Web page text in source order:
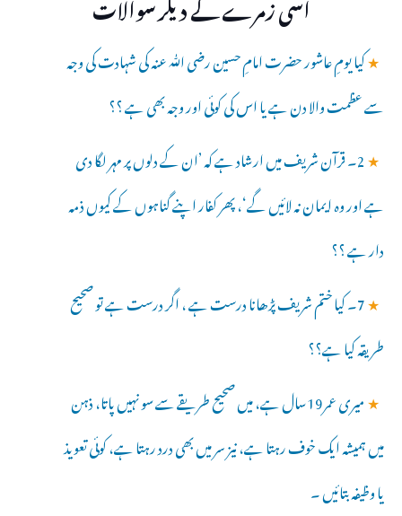
★کیا یومِ عاشور حضرت امامِ حسین رضی ﷲ عنہ کی شہادت کی وجہ
سے عظمت والا دن ہے یا اس کی کوئی اور وجہ بھی ہے ؟؟
★ 2۔ قرآن شریف میں ارشاد ہے کہ ’ان کے دلوں پر مہر لگا دی
ہے اور وہ ایمان نہ لائیں گے‘، پھر کفار اپنے گناہوں کے کیوں ذمہ
دار ہے ؟؟
★ 7۔ کیا ختم شریف پڑھانا درست ہے ، اگر درست ہے تو صحیح
طریقہ کیا ہے؟؟
★
میری عمر19سال ہے، میں صحیح طریقے سے سو نہیں پاتا، ذہن
میں ہمیشہ ایک خوف رہتا ہے، نیز سر میں بھی درد رہتا ہے، کوئی تعویذ
یا وظیفہ بتائیں ۔